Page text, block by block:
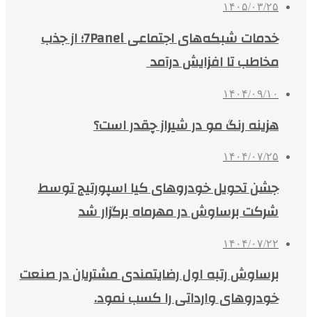
۱۴۰۵/۰۳/۲۵
خدمات شبکه‌های اجتماعی 7Panel؛ از جذب
مخاطب تا افزایش درآمد
۱۴۰۴/۰۹/۱۰
هزینه رنگ مو در شیراز چقدر است؟
۱۴۰۴/۰۷/۲۵
جشن تحویل خودروهای کیا اسپورتیج توسط
شرکت برساوش در مهرماه برگزار شد
۱۴۰۴/۰۷/۲۲
برساوش رتبه اول رضایتمندی مشتریان در صنعت
خودروهای وارداتی را کسب نمود.